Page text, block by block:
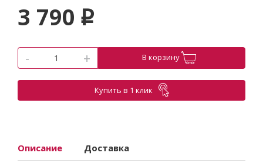
3 790 p
- + В корзину
Купить в 1 клик
Описание Доставка